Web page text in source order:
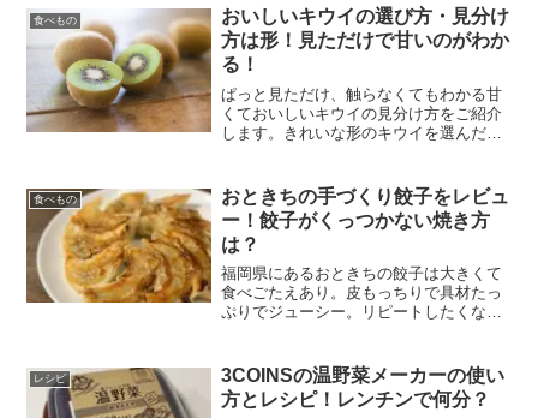
第1位は？第1位 5種のチーズピザ
198円（税抜） ...
食べもの
おいしいキウイの選び方・見分け
方は形！見ただけで甘いのがわか
る！
ぱっと見ただけ、触らなくてもわかる甘
くておいしいキウイの見分け方をご紹介
します。きれいな形のキウイを選んだの
食べごろでいただきたいですよね。キウ
イにはビタミンCや食物繊...
食べもの
おときちの手づくり餃子をレビュ
ー！餃子がくっつかない焼き方
は？
福岡県にあるおときちの餃子は大きくて
食べごたえあり。皮もっちりで具材たっ
ぷりでジューシー。リピートしたくなる
すすめられて頼んだという餃子が届きま
した。「おときち」という...
レシピ
3COINSの温野菜メーカーの使い
方とレシピ！レンチンで何分？